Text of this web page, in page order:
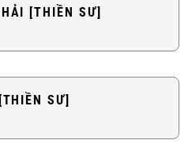
[THIỀN SƯ]
SƯ]